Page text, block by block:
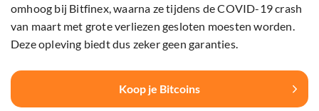
omhoog bij Bitfinex, waarna ze tijdens de COVID-19 crash
van maart met grote verliezen gesloten moesten worden.
Deze opleving biedt dus zeker geen garanties.
Koop je Bitcoins